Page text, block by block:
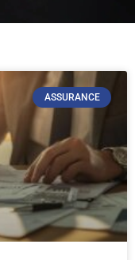
ASSURANCE